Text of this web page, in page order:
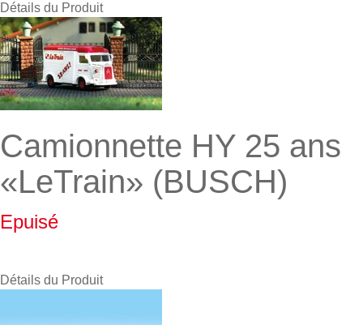
Détails du Produit
Camionnette HY 25 ans
«LeTrain» (BUSCH)
Epuisé
Détails du Produit